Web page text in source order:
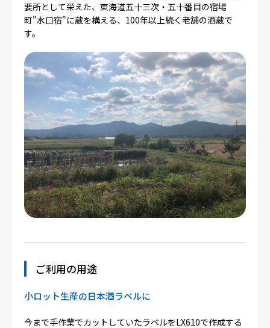
要所として栄えた、東海道五十三次・五十番目の宿場
町"水口宿"に蔵を構える、100年以上続く老舗の酒蔵で
す。
ご利用の用途
小ロット生産の日本酒ラベルに
今まで手作業でカットしていたラベルをLX610で作成する